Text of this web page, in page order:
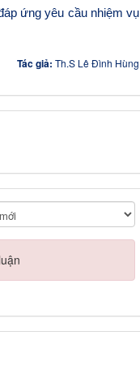
ứng yêu cầu nhiệm vụ
Tác giả:Th.S Lê Đình Hùng